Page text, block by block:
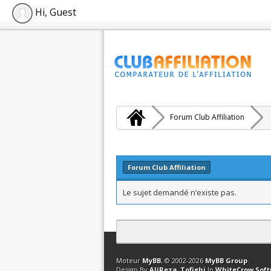
Hi, Guest
Forum Club Affiliation
Forum Club Affiliation
Le sujet demandé n’existe pas.
Contact Club Affiliation Retourner en
Moteur MyBB, © 2002-2026 MyBB Group.